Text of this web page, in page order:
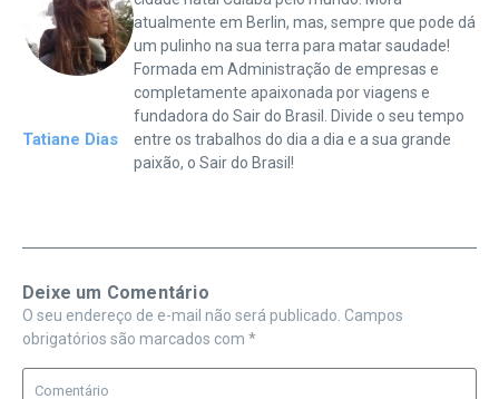
Tatiane Dias
atualmente em Berlin, mas, sempre que pode dá
um pulinho na sua terra para matar saudade!
Formada em Administração de empresas e
completamente apaixonada por viagens e
fundadora do Sair do Brasil. Divide o seu tempo
entre os trabalhos do dia a dia e a sua grande
paixão, o Sair do Brasil!
Deixe um Comentário
O seu endereço de e-mail não será publicado. Campos
obrigatórios são marcados com *